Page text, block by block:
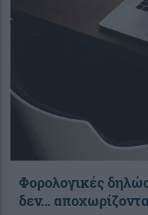
Φορολογικές
δεν…